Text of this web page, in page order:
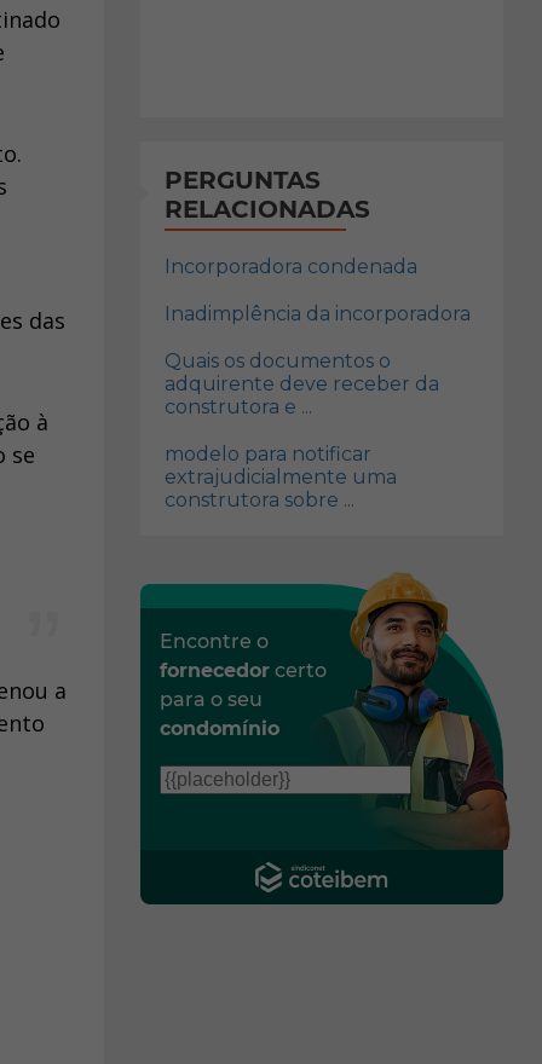
das
à
se
a
PERGUNTAS
RELACIONADAS
Incorporadora condenada
Inadimplência da incorporadora
Quais os documentos o
adquirente deve receber da
construtora e ...
modelo para notificar
extrajudicialmente uma
construtora sobre ...
Encontre o
fornecedor certo
para o seu
condomínio